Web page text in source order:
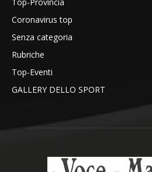
Top-Provincia
Coronavirus top
Senza categoria
Rubriche
Top-Eventi
GALLERY DELLO SPORT